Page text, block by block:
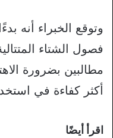
وتوقع الخبراء أنه
فصول الشتاء
مطالبين بضرورة
أكثر كفاءة في
اقرأ أيضًا